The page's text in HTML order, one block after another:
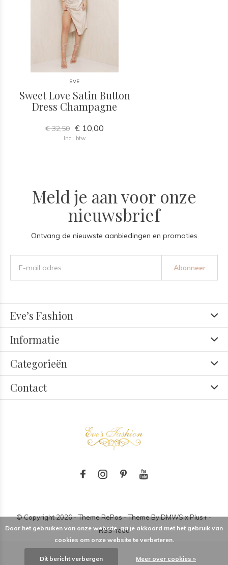
EVE
Sweet Love Satin Button
Dress Champagne
€ 32,50 € 10,00
Incl. btw
Meld je aan voor onze
nieuwsbrief
Ontvang de nieuwste aanbiedingen en promoties
Abonneer
Eve’s Fashion
Informatie
Categorieën
Contact
© Copyright2026- Theme RePos - Theme ByDMWSxPlus+-
RSS-feed
Door het gebruiken van onze website, ga je akkoord met het gebruik van
cookies om onze website te verbeteren.
Dit bericht verbergen Meer over cookies »